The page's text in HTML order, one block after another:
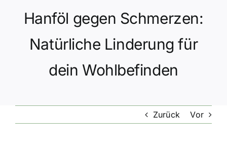
Hilfe und Kontakt
Datenschutz
Hanföl gegen Schmerzen:
Natürliche Linderung für
dein Wohlbefinden
Zurück Vor